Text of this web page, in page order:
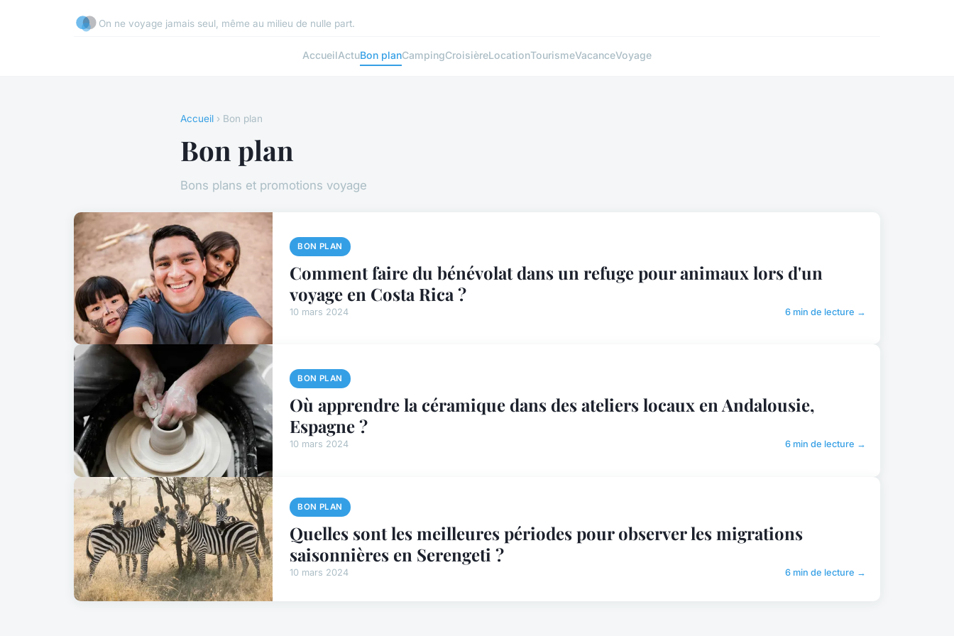
On ne voyage jamais seul, même au milieu de nulle part.
AccueilActuBon planCampingCroisièreLocationTourismeVacanceVoyage
Accueil › Bon plan
Bon plan
Bons plans et promotions voyage
BON PLAN
Comment faire du bénévolat dans un refuge pour animaux lors d'un
voyage en Costa Rica ?
10 mars 2024 6 min de lecture →
BON PLAN
Où apprendre la céramique dans des ateliers locaux en Andalousie,
Espagne ?
10 mars 2024 6 min de lecture →
BON PLAN
Quelles sont les meilleures périodes pour observer les migrations
saisonnières en Serengeti ?
10 mars 2024 6 min de lecture →